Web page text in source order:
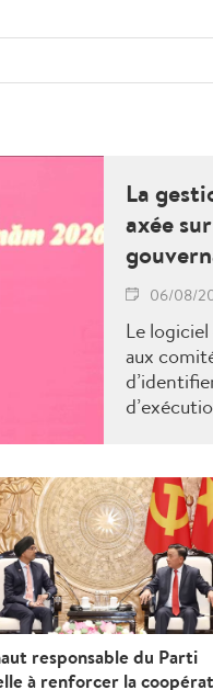
La
axée
06/08/
Le
aux
de ces
répondre,
lever les
responsable du Parti
à renforcer la